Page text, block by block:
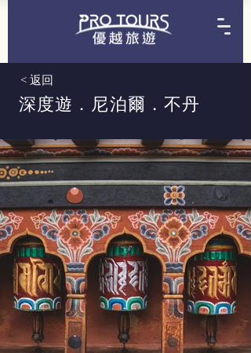
< 返回
深度遊．尼泊爾．不丹